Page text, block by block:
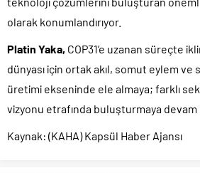
olarak konumlandırıyor.
Platin Yaka, COP31’e uzanan süreçte
dünyası için ortak akıl, somut eylem
üretimi ekseninde ele almaya; farklı
vizyonu etrafında buluşturmaya devam
Kaynak: (KAHA) Kapsül Haber Ajansı